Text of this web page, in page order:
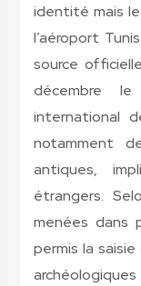
identité mais
l’aéroport
source
décembre le
international
notamment
antiques,
étrangers.
menées dans
permis la